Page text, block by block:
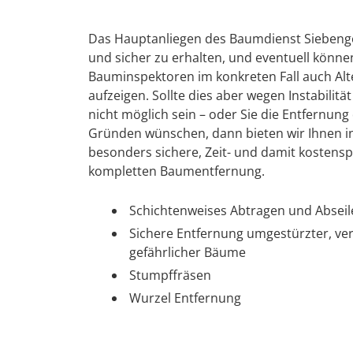
Das Hauptanliegen des Baumdienst
und sicher zu erhalten, und eventuell
Bauminspektoren im konkreten Fall auch
aufzeigen. Sollte dies aber wegen
nicht möglich sein – oder Sie die
Gründen wünschen, dann bieten wir Ihnen
besonders sichere, Zeit- und damit
kompletten Baumentfernung.
Schichtenweises Abtragen und
Sichere Entfernung umgestürzter,
gefährlicher Bäume
Stumpffräsen
Wurzel Entfernung